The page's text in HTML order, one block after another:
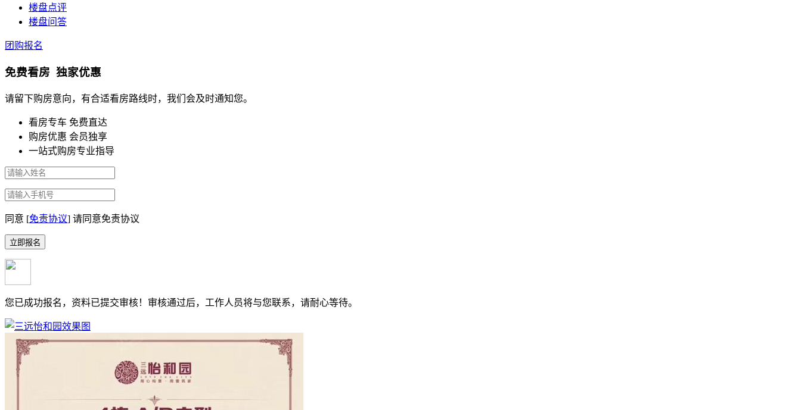
楼盘点评
楼盘问答
团购报名
免费看房 独家优惠
请留下购房意向，有合适看房路线时，我们会及时通知您。
看房专车 免费直达
购房优惠 会员独享
一站式购房专业指导
同意 [免责协议] 请同意免责协议
您已成功报名，资料已提交审核！ 审核通过后，工作人员将与您联系，请耐心等待。